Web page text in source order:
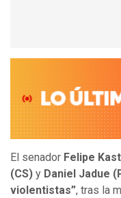
El senador Felipe
(CS) y Daniel Jadue
violentistas”, tras la